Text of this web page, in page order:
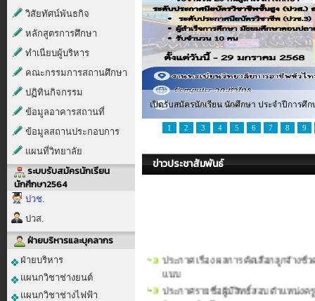
วิสัยทัศน์พันธกิจ
หลักสูตรการศึกษา
ทำเนียบผู้บริหาร
คณะกรรมการสถานศึกษา
ปฏิทินกิจกรรม
ข้อมูลอาคารสถานที่
ข้อมูลสถานประกอบการ
แผนที่วิทยาลัย
ระบบรับสมัครนักเรียน
นักศึกษา2564
ปวช.
ปวส.
ฝ่ายบริหารและบุคลากร
ฝ่ายบริหาร
แผนกวิชาช่างยนต์
แผนกวิชาช่างไฟฟ้า
เปิดรับสมัครนักเรียน นักศึกษา ประจำปีการศึก
1 2 3 4 5 6 7 8 9
ข่าวประชาสัมพันธ์
แนบ
ประกาศรายชื่อผู้มีสิทธิ์สอบ ตำแหน่งค
วิชาการบัญชี)